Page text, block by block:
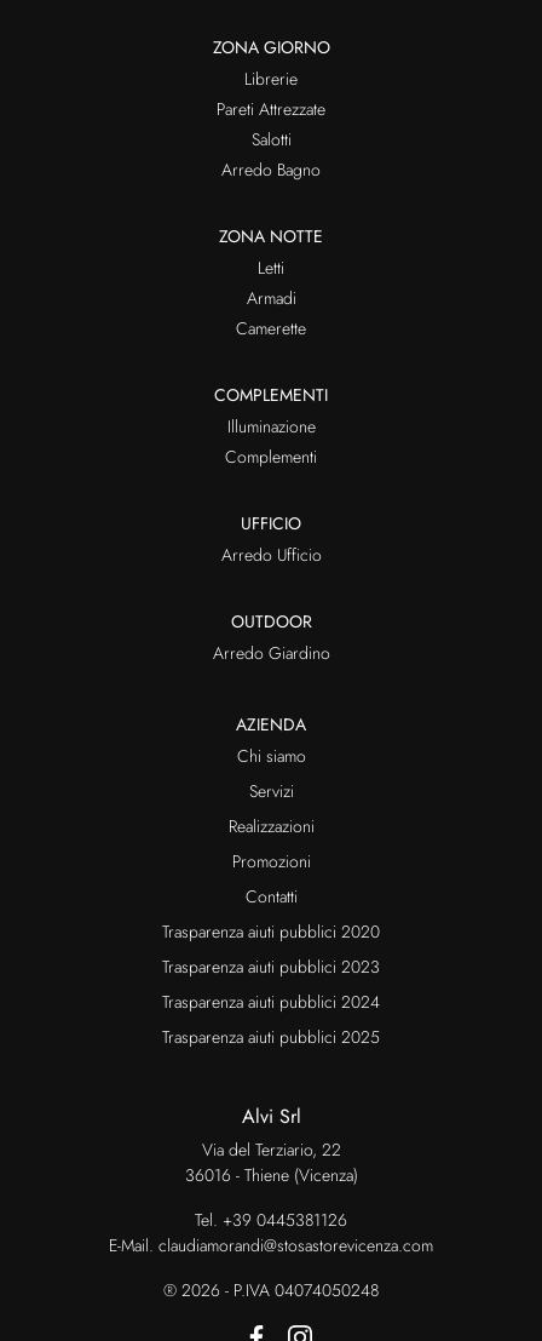
ZONA GIORNO
Librerie
Pareti Attrezzate
Salotti
Arredo Bagno
ZONA NOTTE
Letti
Armadi
Camerette
COMPLEMENTI
Illuminazione
Complementi
UFFICIO
Arredo Ufficio
OUTDOOR
Arredo Giardino
AZIENDA
Chi siamo
Servizi
Realizzazioni
Promozioni
Contatti
Trasparenza aiuti pubblici 2020
Trasparenza aiuti pubblici 2023
Trasparenza aiuti pubblici 2024
Trasparenza aiuti pubblici 2025
Alvi Srl
Via del Terziario, 22
36016 - Thiene (Vicenza)
Tel. +39 0445381126
E-Mail. claudiamorandi@stosastorevicenza.com
® 2026 - P.IVA 04074050248